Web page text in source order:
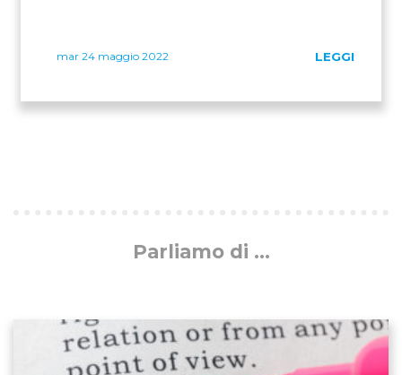
mar 24 maggio 2022 LEGGI
Parliamo di ...